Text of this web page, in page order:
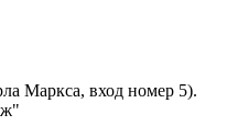
Маркса, вход номер 5).